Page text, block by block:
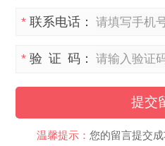
* 联系电话：
* 验 证 码：
提交
温馨提示： 您的留言提交